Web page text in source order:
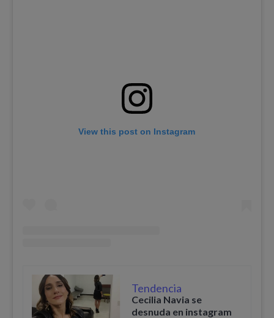
View this post on Instagram
Tendencia
Cecilia Navia se
desnuda en instagram